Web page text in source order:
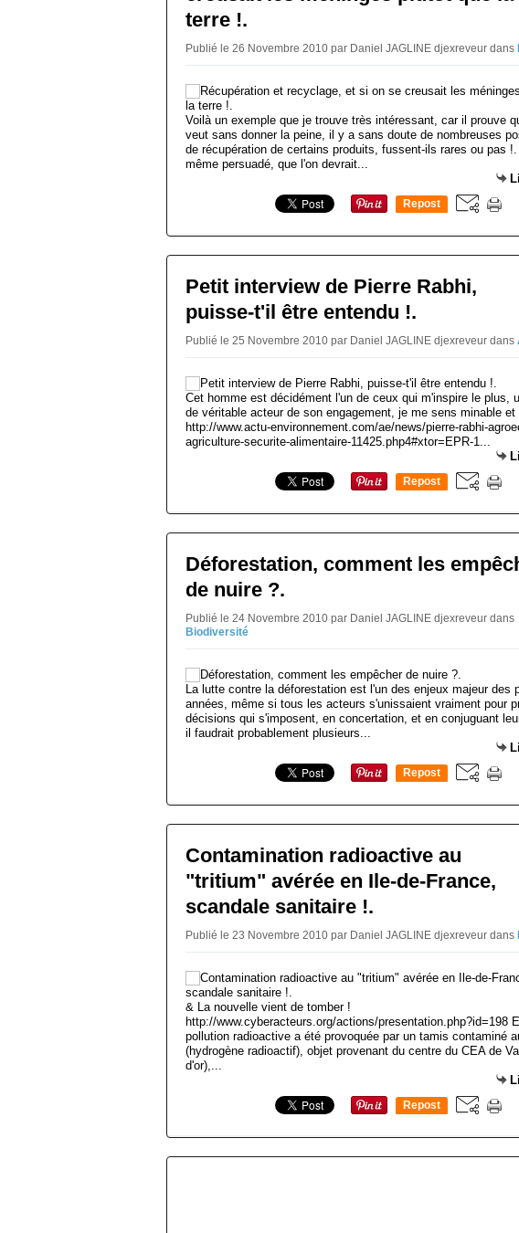
terre !.
Publié le 26 Novembre 2010 par Daniel JAGLINE djexreveur dans
Voilà un exemple que je trouve très intéressant, car il prouve
veut sans donner la peine, il y a sans doute de nombreuses
de récupération de certains produits, fussent-ils rares ou pas
même persuadé, que l'on devrait...
Repost
Petit interview de Pierre Rabhi,
puisse-t'il être entendu !.
Publié le 25 Novembre 2010 par Daniel JAGLINE djexreveur dans
Cet homme est décidément l'un de ceux qui m'inspire le plus,
de véritable acteur de son engagement, je me sens minable et
http://www.actu-environnement.com/ae/news/pierre-rabhi-
agriculture-securite-alimentaire-11425.php4#xtor=EPR-1...
Repost
Déforestation, comment les
de nuire ?.
Publié le 24 Novembre 2010 par Daniel JAGLINE djexreveur dans
Biodiversité
La lutte contre la déforestation est l'un des enjeux majeur des
années, même si tous les acteurs s'unissaient vraiment pour
décisions qui s'imposent, en concertation, et en conjuguant
il faudrait probablement plusieurs...
Repost
Contamination radioactive au
"tritium" avérée en Ile-de-France,
scandale sanitaire !.
Publié le 23 Novembre 2010 par Daniel JAGLINE djexreveur dans
& La nouvelle vient de tomber !
http://www.cyberacteurs.org/actions/presentation.php?id=198
pollution radioactive a été provoquée par un tamis contaminé
(hydrogène radioactif), objet provenant du centre du CEA de
d'or),...
Repost